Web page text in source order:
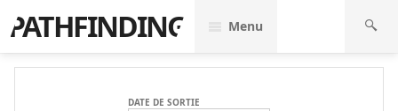
PATHFINDING Menu
DATE DE SORTIE